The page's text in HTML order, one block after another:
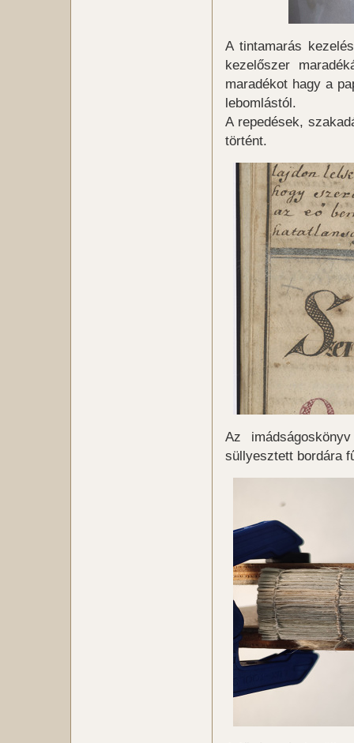
A tintamarás
kezelőszer
maradékot hagy a
lebomlástól.
A repedések,
történt.
Az
süllyesztett bordára